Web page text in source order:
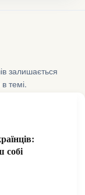
залишається
темі.